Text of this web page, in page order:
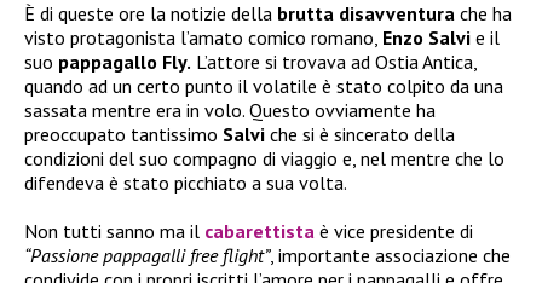
È di queste ore la notizie della brutta disavventura che ha
visto protagonista l’amato comico romano, Enzo Salvi e il
suo pappagallo Fly. L’attore si trovava ad Ostia Antica,
quando ad un certo punto il volatile è stato colpito da una
sassata mentre era in volo. Questo ovviamente ha
preoccupato tantissimo Salvi che si è sincerato della
condizioni del suo compagno di viaggio e, nel mentre che lo
difendeva è stato picchiato a sua volta.
Non tutti sanno ma il cabarettista è vice presidente di
“Passione pappagalli free flight”, importante associazione che